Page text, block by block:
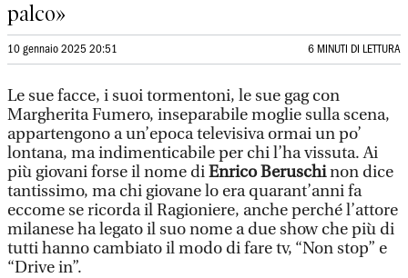
palco»
10 gennaio 2025 20:51 6 MINUTI DI LETTURA
Le sue facce, i suoi tormentoni, le sue gag con
Margherita Fumero, inseparabile moglie sulla scena,
appartengono a un’epoca televisiva ormai un po’
lontana, ma indimenticabile per chi l’ha vissuta. Ai
più giovani forse il nome diEnrico Beruschinon dice
tantissimo, ma chi giovane lo era quarant’anni fa
eccome se ricorda il Ragioniere, anche perché l’attore
milanese ha legato il suo nome a due show che più di
tutti hanno cambiato il modo di fare tv, “Non stop” e
“Drive in”.